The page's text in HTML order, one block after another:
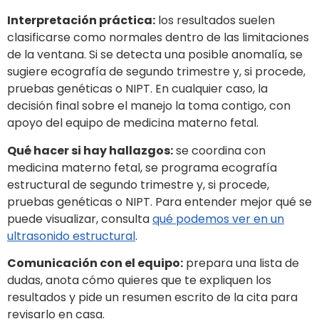
Interpretación práctica: los resultados suelen
clasificarse como normales dentro de las limitaciones
de la ventana. Si se detecta una posible anomalía, se
sugiere ecografía de segundo trimestre y, si procede,
pruebas genéticas o NIPT. En cualquier caso, la
decisión final sobre el manejo la toma contigo, con
apoyo del equipo de medicina materno fetal.
Qué hacer si hay hallazgos:se coordina con
medicina materno fetal, se programa ecografía
estructural de segundo trimestre y, si procede,
pruebas genéticas o NIPT. Para entender mejor qué se
puede visualizar, consultaqué podemos ver en un
ultrasonido estructural.
Comunicación con el equipo: prepara una lista de
dudas, anota cómo quieres que te expliquen los
resultados y pide un resumen escrito de la cita para
revisarlo en casa.